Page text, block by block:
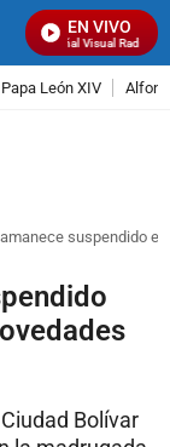
EN VIVO
Señal Visual Radio
Papa León XIV
suspendido
Bolívar